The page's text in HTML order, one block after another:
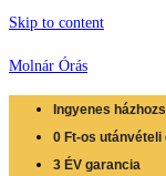
Skip to content
Molnár Órás
Ingyenes
0 Ft-os utánvételi
3 ÉV garancia